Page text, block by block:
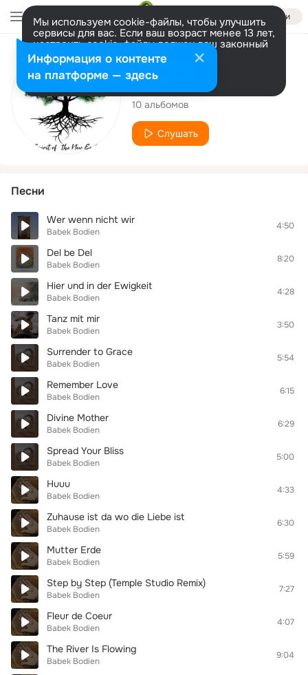
Войти
Мы используем cookie-файлы, чтобы улучшить
сервисы для вас. Если ваш возраст менее 13 лет,
настроить cookie-файлы должен ваш законный
представитель. Больше информации
Разрешить все Настроить
Исполнитель
Babek Bodien
10 альбомов
Слушать
Песни
Wer wenn nicht wir
Babek Bodien
4:50
Del be Del
Babek Bodien
8:20
Hier und in der Ewigkeit
Babek Bodien
4:28
Tanz mit mir
Babek Bodien
3:50
Surrender to Grace
Babek Bodien
5:54
Remember Love
Babek Bodien
6:15
Divine Mother
Babek Bodien
6:29
Spread Your Bliss
Babek Bodien
5:00
Huuu
Babek Bodien
4:33
Zuhause ist da wo die Liebe ist
Babek Bodien
6:30
Mutter Erde
Babek Bodien
5:59
Step by Step (Temple Studio Remix)
Babek Bodien
7:27
Fleur de Coeur
Babek Bodien
4:07
The River Is Flowing
Babek Bodien
9:04
Информация о контенте
на платформе — здесь